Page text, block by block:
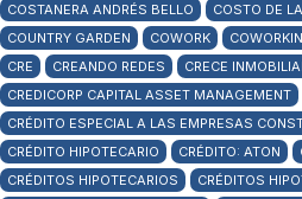
COSTANERA ANDRÉS BELLO
COSTO DE
COUNTRY GARDEN
COWORK
CRE
CREANDO REDES CRECE
CREDICORP CAPITAL ASSET MANAGEMENT
CRÉDITO ESPECIAL A LAS EMPRESAS
CRÉDITO HIPOTECARIO
CRÉDITO: ATON
CRÉDITOS HIPOTECARIOS
CRÉDITOS